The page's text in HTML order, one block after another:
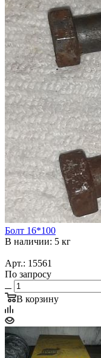
Болт 16*100
В наличии: 5 кг
Арт.: 15561
По запросу
В корзину